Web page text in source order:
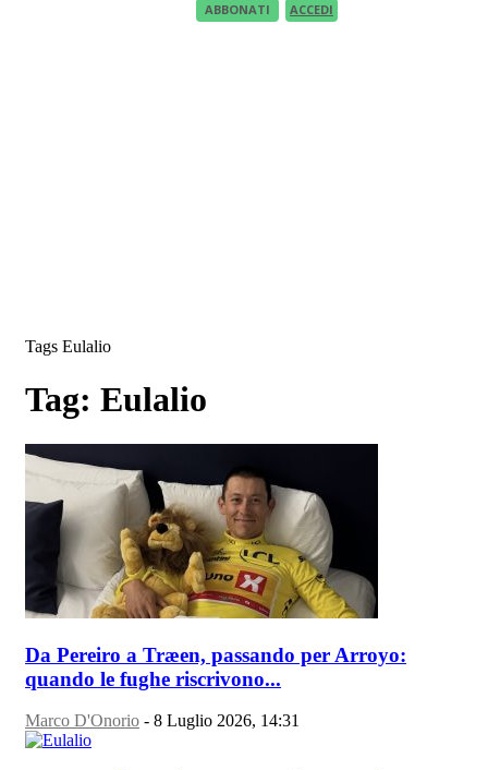
ABBONATI ACCEDI
Tags Eulalio
Tag: Eulalio
Da Pereiro a Træen, passando per Arroyo:
quando le fughe riscrivono...
Marco D'Onorio - 8 Luglio 2026, 14:31